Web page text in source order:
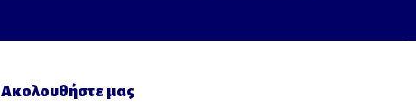
Ακολουθήστε μας